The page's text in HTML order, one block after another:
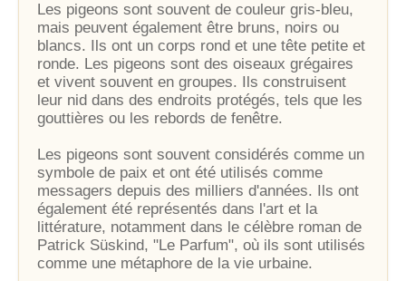
Les pigeons sont souvent de couleur gris-bleu,
mais peuvent également être bruns, noirs ou
blancs. Ils ont un corps rond et une tête petite et
ronde. Les pigeons sont des oiseaux grégaires
et vivent souvent en groupes. Ils construisent
leur nid dans des endroits protégés, tels que les
gouttières ou les rebords de fenêtre.
Les pigeons sont souvent considérés comme un
symbole de paix et ont été utilisés comme
messagers depuis des milliers d'années. Ils ont
également été représentés dans l'art et la
littérature, notamment dans le célèbre roman de
Patrick Süskind, "Le Parfum", où ils sont utilisés
comme une métaphore de la vie urbaine.